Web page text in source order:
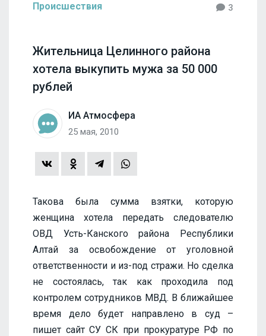
Происшествия 3
Жительница Целинного района
хотела выкупить мужа за 50 000
рублей
ИА Атмосфера
25 мая, 2010
Такова была сумма взятки, которую
женщина хотела передать следователю
ОВД Усть-Канского района Республики
Алтай за освобождение от уголовной
ответственности и из-под стражи. Но сделка
не состоялась, так как проходила под
контролем сотрудников МВД. В ближайшее
время дело будет направлено в суд –
пишет сайт СУ СК при прокуратуре РФ по